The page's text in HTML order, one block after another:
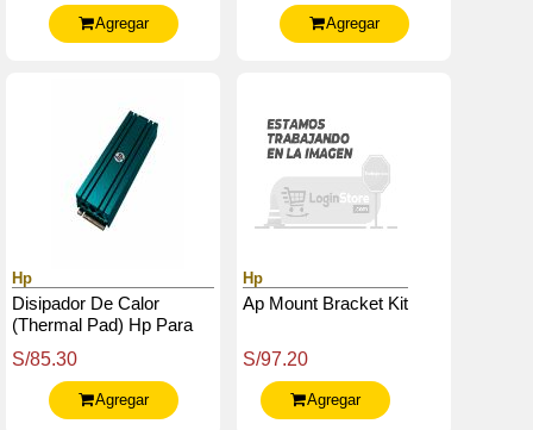
Agregar Agregar
Hp
Disipador De Calor
(Thermal Pad) Hp Para
S/85.30
Agregar
Hp
Ap Mount Bracket Kit
S/97.20
Agregar